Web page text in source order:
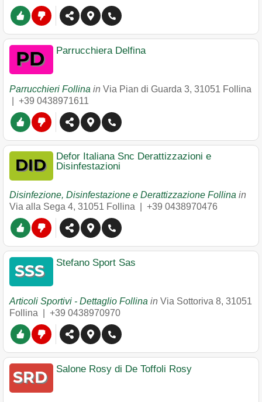
Parrucchiera Delfina
Parrucchieri Follina in Via Pian di Guarda 3, 31051 Follina
+39 0438971611
Defor Italiana Snc Derattizzazioni e
Disinfestazioni
Disinfezione, Disinfestazione e Derattizzazione Follina in
Via alla Sega 4, 31051 Follina +39 0438970476
Stefano Sport Sas
Articoli Sportivi - Dettaglio Follina in Via Sottoriva 8, 31051
Follina
+39 0438970970
Salone Rosy di De Toffoli Rosy